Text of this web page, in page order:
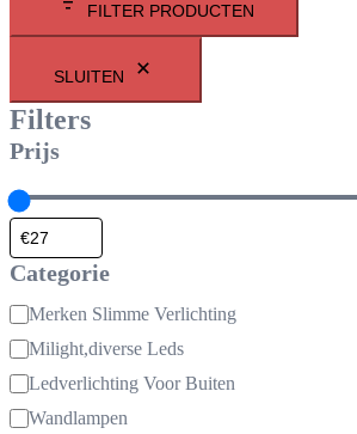
FILTER PRODUCTEN
SLUITEN
Filters
Prijs
Categorie
Categorie
Merken Slimme Verlichting
Milight,diverse Leds
Ledverlichting Voor Buiten
Wandlampen